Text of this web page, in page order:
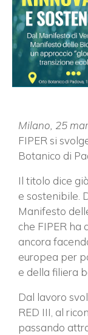
Milano, 25
FIPER si
Botanico di
Il titolo dice
e sostenibile.
Manifesto
che FIPER ha
ancora
europea per
e della filiera
Dal lavoro
RED III, al
passando